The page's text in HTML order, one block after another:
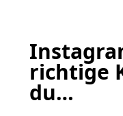
richtige
du…